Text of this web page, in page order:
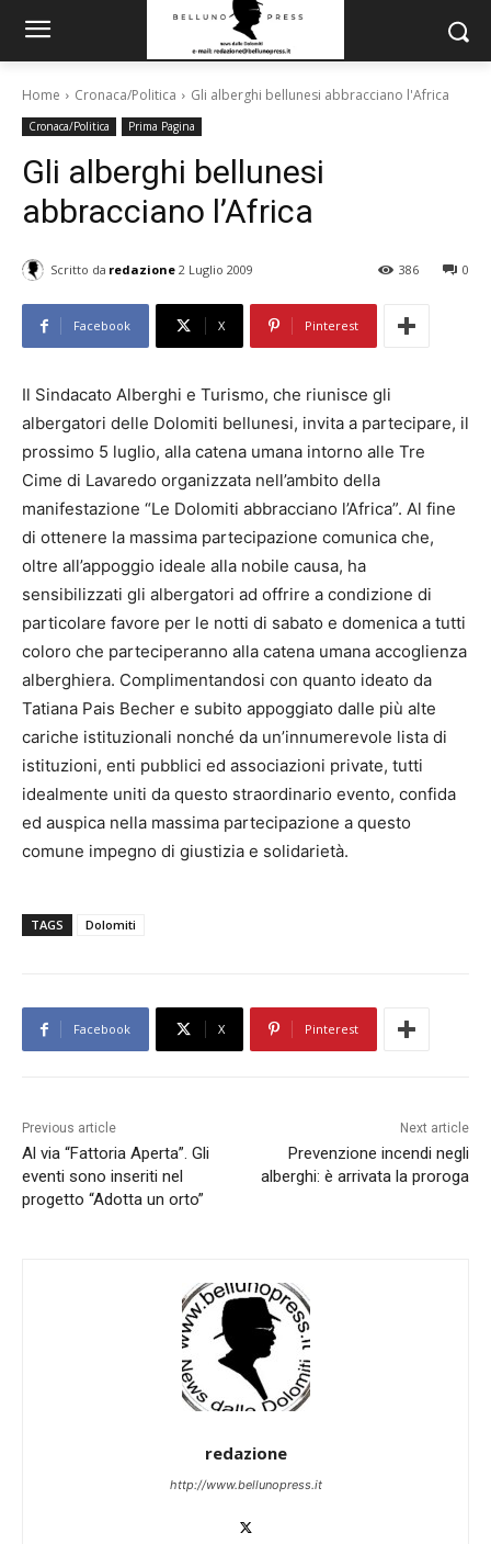
Home Cronaca/Politica Gli alberghi bellunesi abbracciano l'Africa
Cronaca/Politica Prima Pagina
Gli alberghi bellunesi
abbracciano l’Africa
Scritto da redazione 2 Luglio 2009 0
386
Facebook X Pinterest
Il Sindacato Alberghi e Turismo, che riunisce gli
albergatori delle Dolomiti bellunesi, invita a partecipare, il
prossimo 5 luglio, alla catena umana intorno alle Tre
Cime di Lavaredo organizzata nell’ambito della
manifestazione “Le Dolomiti abbracciano l’Africa”. Al fine
di ottenere la massima partecipazione comunica che,
oltre all’appoggio ideale alla nobile causa, ha
sensibilizzati gli albergatori ad offrire a condizione di
particolare favore per le notti di sabato e domenica a tutti
coloro che parteciperanno alla catena umana accoglienza
alberghiera. Complimentandosi con quanto ideato da
Tatiana Pais Becher e subito appoggiato dalle più alte
cariche istituzionali nonché da un’innumerevole lista di
istituzioni, enti pubblici ed associazioni private, tutti
idealmente uniti da questo straordinario evento, confida
ed auspica nella massima partecipazione a questo
comune impegno di giustizia e solidarietà.
TAGS Dolomiti
Facebook X Pinterest
Previous article
Al via “Fattoria Aperta”. Gli
eventi sono inseriti nel
progetto “Adotta un orto”
Next article
Prevenzione incendi negli
alberghi: è arrivata la proroga
redazione
http://www.bellunopress.it